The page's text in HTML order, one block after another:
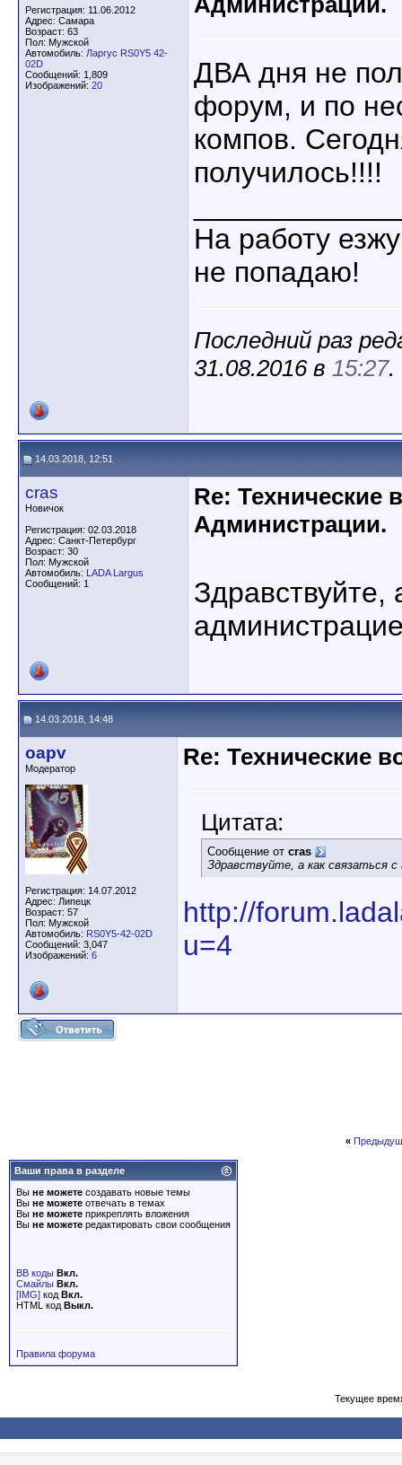
Регистрация: 11.06.2012
Адрес: Самара
Возраст: 63
Пол: Мужской
Автомобиль: Ларгус RS0Y5 42-
02D
Сообщений: 1,809
Изображений: 20
ДВА дня не
форум, и по
компов.
получилось!!!!
На работу
не попадаю!
Последний раз
31.08.2016 в 15:27.
14.03.2018, 12:51
cras
Новичок
Регистрация: 02.03.2018
Адрес: Санкт-Петербург
Возраст: 30
Пол: Мужской
Автомобиль: LADA Largus
Сообщений: 1
Re: Технические
Администрации.
Здравствуйте,
14.03.2018, 14:48
oapv
Модератор
Регистрация: 14.07.2012
Адрес: Липецк
Возраст: 57
Пол: Мужской
Автомобиль: RS0Y5-42-02D
Сообщений: 3,047
Изображений: 6
Re: Технические
Цитата:
Сообщение от cras
Здравствуйте, а как связаться с
http://
u=4
«
Ваши права в разделе
Вы не можете создавать новые темы
Вы не можете отвечать в темах
Вы не можете прикреплять вложения
Вы не можете редактировать свои сообщения
BB коды Вкл.
Смайлы Вкл.
[IMG] код Вкл.
HTML код Выкл.
Правила форума
Текущее